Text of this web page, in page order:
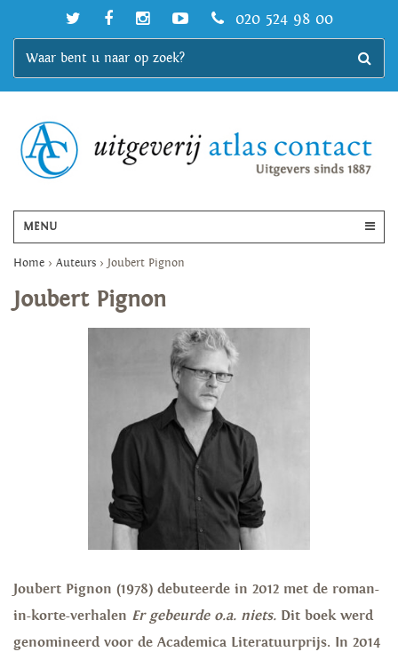
020 524 98 00
MENU
Home > Auteurs > Joubert Pignon
Joubert Pignon
Joubert Pignon (1978) debuteerde in 2012 met de roman-
in-korte-verhalen Er gebeurde o.a. niets. Dit boek werd
genomineerd voor de Academica Literatuurprijs. In 2014